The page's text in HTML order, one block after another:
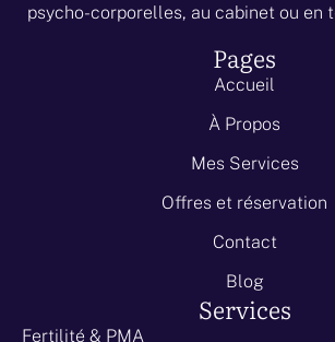
psycho-corporelles, au cabinet ou en
Pages
Accueil
À Propos
Mes Services
Offres et réservation
Contact
Blog
Services
Fertilité & PMA